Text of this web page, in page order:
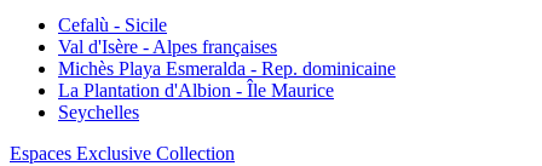
Cefalù - Sicile
Val d'Isère - Alpes françaises
Michès Playa Esmeralda - Rep. dominicaine
La Plantation d'Albion - Île Maurice
Seychelles
Espaces Exclusive Collection